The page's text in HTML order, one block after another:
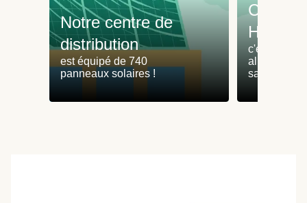
Notre centre de
distribution
est équipé de 740
panneaux solaires !
c'est -38%
sans